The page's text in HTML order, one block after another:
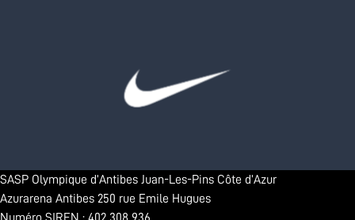
SASP Olympique d’Antibes Juan-Les-Pins Côte d’Azur
Azurarena Antibes 250 rue Emile Hugues